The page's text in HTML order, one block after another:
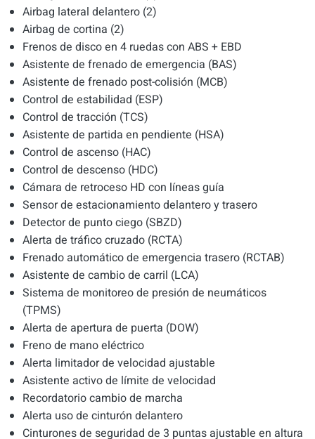
Airbag lateral delantero (2)
Airbag de cortina (2)
Frenos de disco en 4 ruedas con ABS + EBD
Asistente de frenado de emergencia (BAS)
Asistente de frenado post-colisión (MCB)
Control de estabilidad (ESP)
Control de tracción (TCS)
Asistente de partida en pendiente (HSA)
Control de ascenso (HAC)
Control de descenso (HDC)
Cámara de retroceso HD con líneas guía
Sensor de estacionamiento delantero y trasero
Detector de punto ciego (SBZD)
Alerta de tráfico cruzado (RCTA)
Frenado automático de emergencia trasero (RCTAB)
Asistente de cambio de carril (LCA)
Sistema de monitoreo de presión de neumáticos
(TPMS)
Alerta de apertura de puerta (DOW)
Freno de mano eléctrico
Alerta limitador de velocidad ajustable
Asistente activo de límite de velocidad
Recordatorio cambio de marcha
Alerta uso de cinturón delantero
Cinturones de seguridad de 3 puntas ajustable en altura